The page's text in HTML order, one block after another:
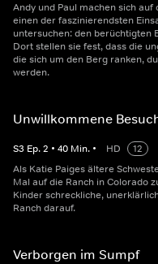
Andy und Paul machen sich
einen der faszinierendsten
untersuchen: den berüchtigten
Dort stellen sie fest, dass die
die sich um den Berg ranken,
werden.
Unwillkommene
S3 Ep.2 • 40 Min. • HD
12
Als Katie Paiges ältere
Mal auf die Ranch in Colorado
Kinder schreckliche,
Ranch darauf.
Verborgen im Sumpf